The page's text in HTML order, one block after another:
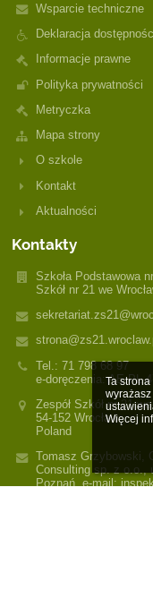
Ta
Więcej
Wsparcie techniczne
Deklaracja
Informacje prawne
Polityka prywatności
Metryczka
Mapa strony
O szkole
Kontakt
Aktualności
Kontakty
Szkoła Podstawowa
Szkół nr 21 we
Tel.: 71 798 68 97
e-doręczenia: AE:PL-
Zespół Szkół nr 21
54-152 Wrocław
Poland
Tomasz Grzybowski,
Consulting sp. z o.o.,
Poznań, e-mail: